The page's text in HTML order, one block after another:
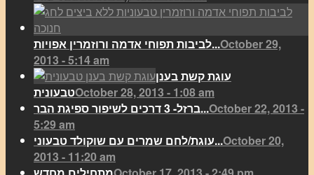
לביבות תפוחי אדמה ורוזמרין אפויות...October 29,
2013 - 5:14 am
עוגת קשת בענן
טבעוניתOctober 28, 2013 - 1:08 am
ברזל- 3 דרכים לשיפור ספיגת הבר...October 22, 2013 -
5:29 am
עוגת/לחם שמרים עם שוקולד טבעוני...October 20,
2013 - 11:20 am